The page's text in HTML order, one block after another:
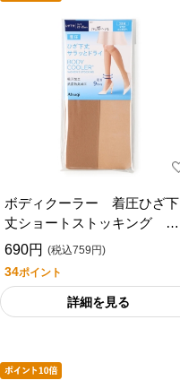
ボディクーラー 着圧ひざ下
丈ショートストッキング ３
足組
690円 (税込759円)
34ポイント
詳細を見る